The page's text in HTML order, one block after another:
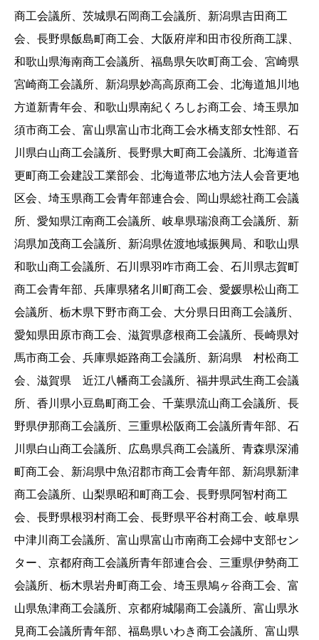
商工会議所、茨城県石岡商工会議所、新潟県吉田商工
会、長野県飯島町商工会、大阪府岸和田市役所商工課、
和歌山県海南商工会議所、福島県矢吹町商工会、宮崎県
宮崎商工会議所、新潟県妙高高原商工会、北海道旭川地
方道新青年会、和歌山県南紀くろしお商工会、埼玉県加
須市商工会、富山県富山市北商工会水橋支部女性部、石
川県白山商工会議所、長野県大町商工会議所、北海道音
更町商工会建設工業部会、北海道帯広地方法人会音更地
区会、埼玉県商工会青年部連合会、岡山県総社商工会議
所、愛知県江南商工会議所、岐阜県瑞浪商工会議所、新
潟県加茂商工会議所、新潟県佐渡地域振興局、和歌山県
和歌山商工会議所、石川県羽咋市商工会、石川県志賀町
商工会青年部、兵庫県猪名川町商工会、愛媛県松山商工
会議所、栃木県下野市商工会、大分県日田商工会議所、
愛知県田原市商工会、滋賀県彦根商工会議所、長崎県対
馬市商工会、兵庫県姫路商工会議所、新潟県 村松商工
会、滋賀県 近江八幡商工会議所、福井県武生商工会議
所、香川県小豆島町商工会、千葉県流山商工会議所、長
野県伊那商工会議所、三重県松阪商工会議所青年部、石
川県白山商工会議所、広島県呉商工会議所、青森県深浦
町商工会、新潟県中魚沼郡市商工会青年部、新潟県新津
商工会議所、山梨県昭和町商工会、長野県阿智村商工
会、長野県根羽村商工会、長野県平谷村商工会、岐阜県
中津川商工会議所、富山県富山市南商工会婦中支部セン
ター、京都府商工会議所青年部連合会、三重県伊勢商工
会議所、栃木県岩舟町商工会、埼玉県鳩ヶ谷商工会、富
山県魚津商工会議所、京都府城陽商工会議所、富山県氷
見商工会議所青年部、福島県いわき商工会議所、富山県